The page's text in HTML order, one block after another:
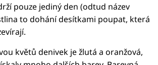
pouze jediný den (odtud název
to dohání desítkami poupat, která
květů denivek je žlutá a oranžová,